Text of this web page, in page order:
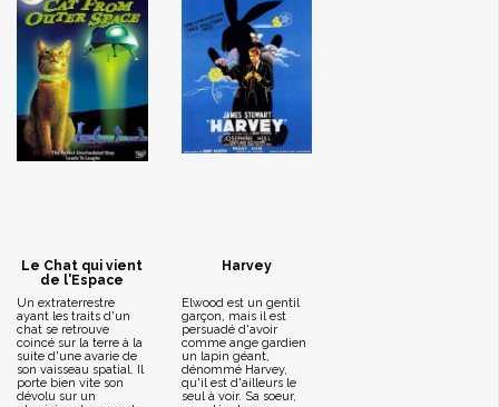
Le Chat qui vient
de l'Espace
Un extraterrestre
ayant les traits d'un
chat se retrouve
coincé sur la terre à la
suite d'une avarie de
son vaisseau spatial. Il
porte bien vite son
dévolu sur un
Harvey
Elwood est un gentil
garçon, mais il est
persuadé d'avoir
comme ange gardien
un lapin géant,
dénommé Harvey,
qu'il est d'ailleurs le
seul à voir. Sa soeur,